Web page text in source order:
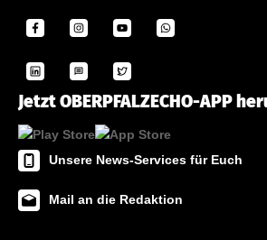
Jetzt OBERPFALZECHO-APP
Unsere News-Services für Euch
Mail an die Redaktion